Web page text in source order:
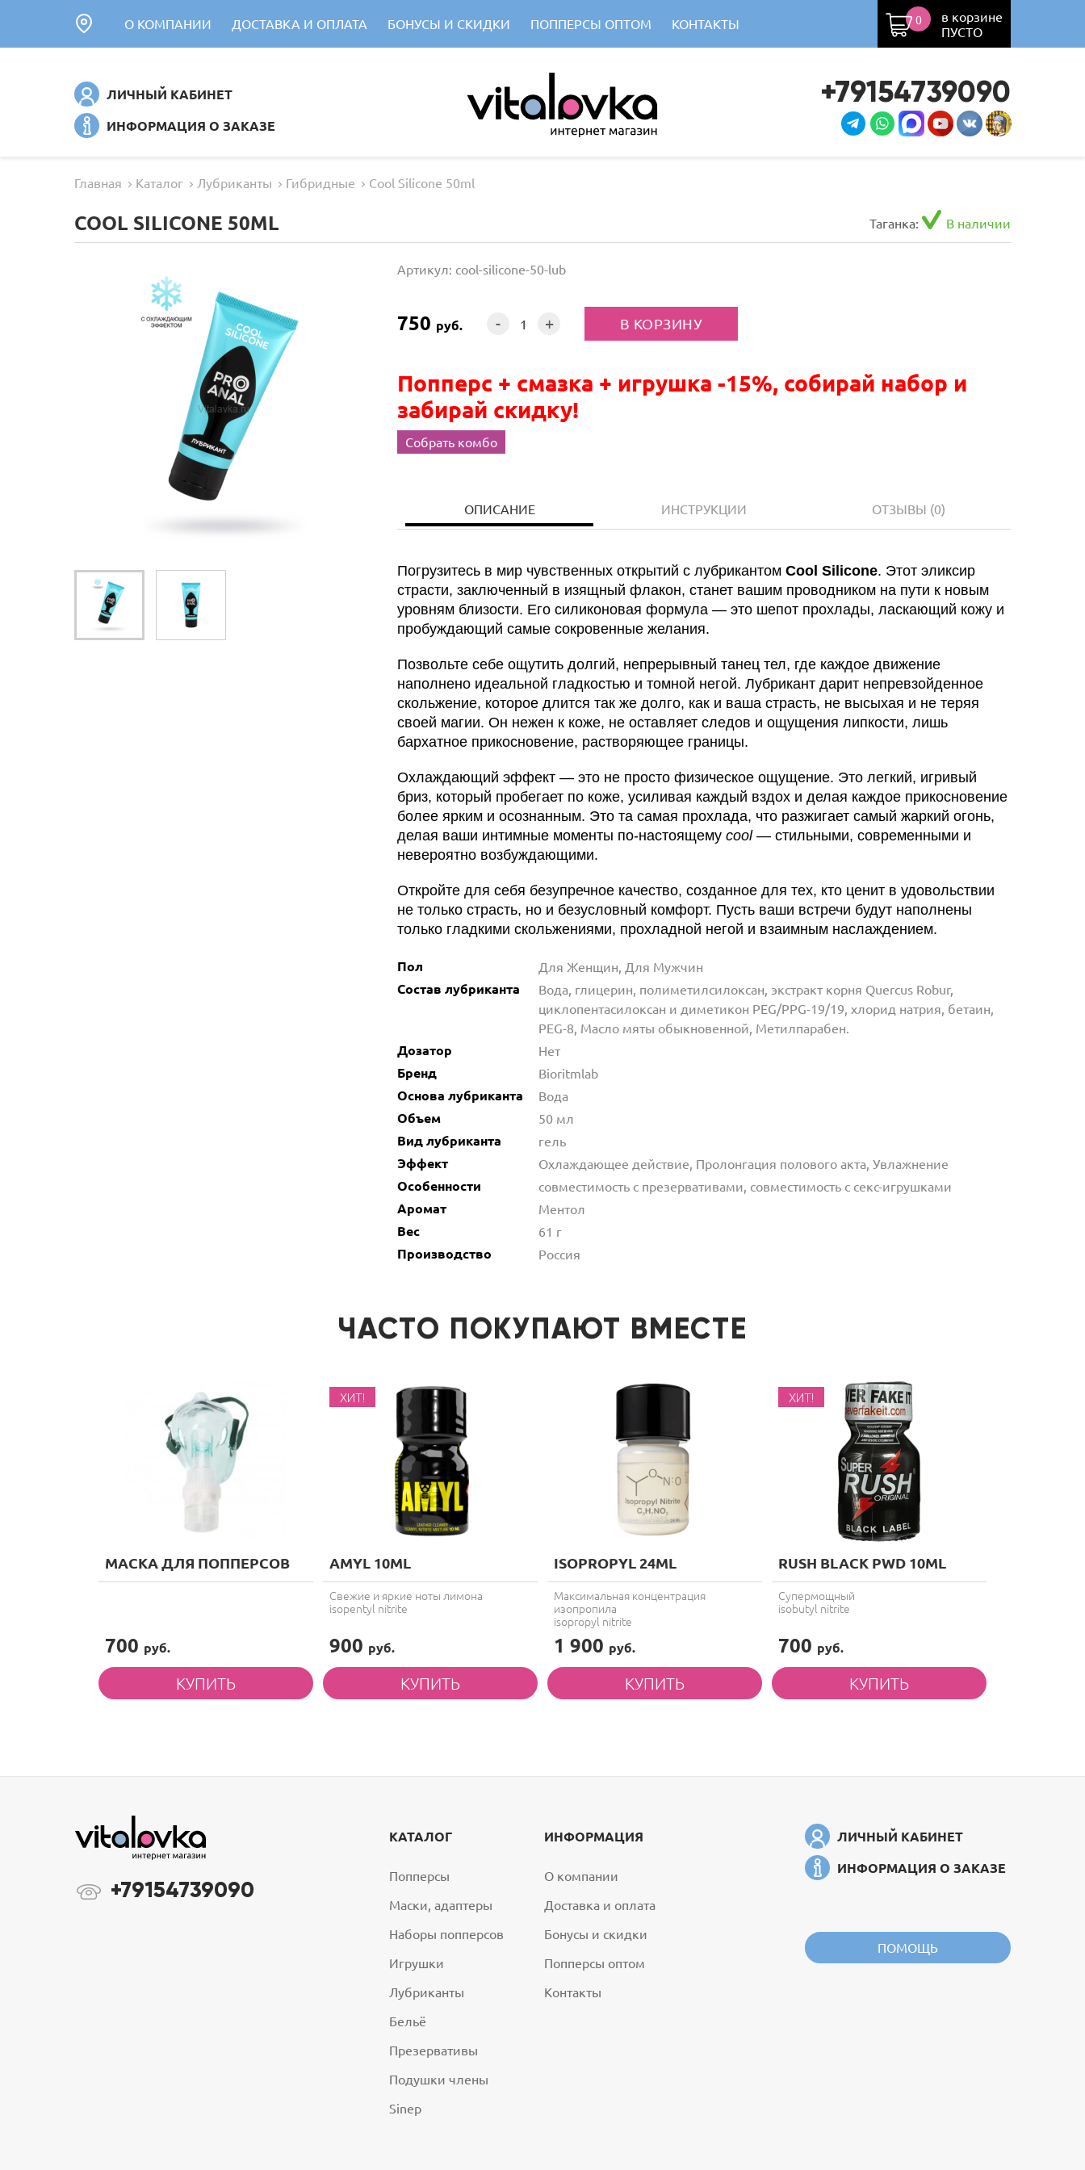
О КОМПАНИИ ДОСТАВКА И ОПЛАТА БОНУСЫ И СКИДКИ ПОППЕРСЫ ОПТОМ КОНТАКТЫ
в корзине
ПУСТО
0
ЛИЧНЫЙ КАБИНЕТ
ИНФОРМАЦИЯ О ЗАКАЗЕ
+79154739090
Главная Каталог Лубриканты Гибридные Cool Silicone 50ml
COOL SILICONE 50ML Таганка: В наличии
Артикул: cool-silicone-50-lub
750 руб. - +
Попперс + смазка + игрушка -15%, собирай набор и
забирай скидку!
Собрать комбо
ОПИСАНИЕ ИНСТРУКЦИИ ОТЗЫВЫ (0)
Погрузитесь в мир чувственных открытий с лубрикантом Cool Silicone. Этот эликсир
страсти, заключенный в изящный флакон, станет вашим проводником на пути к новым
уровням близости. Его силиконовая формула — это шепот прохлады, ласкающий кожу и
пробуждающий самые сокровенные желания.
Позвольте себе ощутить долгий, непрерывный танец тел, где каждое движение
наполнено идеальной гладкостью и томной негой. Лубрикант дарит непревзойденное
скольжение, которое длится так же долго, как и ваша страсть, не высыхая и не теряя
своей магии. Он нежен к коже, не оставляет следов и ощущения липкости, лишь
бархатное прикосновение, растворяющее границы.
Охлаждающий эффект — это не просто физическое ощущение. Это легкий, игривый
бриз, который пробегает по коже, усиливая каждый вздох и делая каждое прикосновение
более ярким и осознанным. Это та самая прохлада, что разжигает самый жаркий огонь,
делая ваши интимные моменты по-настоящему cool— стильными, современными и
невероятно возбуждающими.
Откройте для себя безупречное качество, созданное для тех, кто ценит в удовольствии
не только страсть, но и безусловный комфорт. Пусть ваши встречи будут наполнены
только гладкими скольжениями, прохладной негой и взаимным наслаждением.
Пол Для Женщин, Для Мужчин
Состав лубриканта
Вода, глицерин, полиметилсилоксан, экстракт корня Quercus Robur,
циклопентасилоксан и диметикон PEG/PPG-19/19, хлорид натрия, бетаин,
PEG-8, Масло мяты обыкновенной, Метилпарабен.
Дозатор Нет
Бренд Bioritmlab
Основа лубриканта Вода
Объем 50 мл
Вид лубриканта гель
Эффект Охлаждающее действие, Пролонгация полового акта, Увлажнение
Особенности совместимость с презервативами, совместимость с секс-игрушками
Аромат Ментол
Вес 61 г
Производство Россия
ЧАСТО ПОКУПАЮТ ВМЕСТЕ
МАСКА ДЛЯ ПОППЕРСОВ
700 руб.
ХИТ!
AMYL 10ML
Свежие и яркие ноты лимона
isopentyl nitrite
900 руб.
ISOPROPYL 24ML
Максимальная концентрация
изопропила
isopropyl nitrite
1 900 руб.
ХИТ!
RUSH BLACK PWD 10ML
Супермощный
isobutyl nitrite
700 руб.
+79154739090
КАТАЛОГ
Попперсы
Маски, адаптеры
Наборы попперсов
Игрушки
Лубриканты
Бельё
Презервативы
Подушки члены
Sinep
ИНФОРМАЦИЯ
О компании
Доставка и оплата
Бонусы и скидки
Попперсы оптом
Контакты
ЛИЧНЫЙ КАБИНЕТ
ИНФОРМАЦИЯ О ЗАКАЗЕ
ПОМОЩЬ